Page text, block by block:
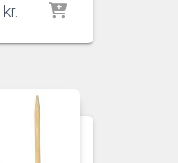
kr. Prisinterval:
til